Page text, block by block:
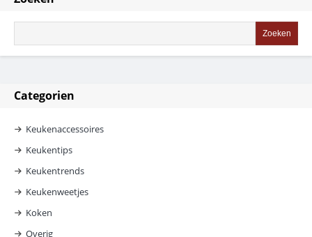
Categorien
Keukenaccessoires
Keukentips
Keukentrends
Keukenweetjes
Koken
Overig